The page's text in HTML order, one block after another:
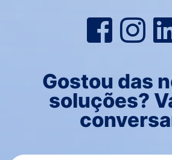
Gostou das
soluções?